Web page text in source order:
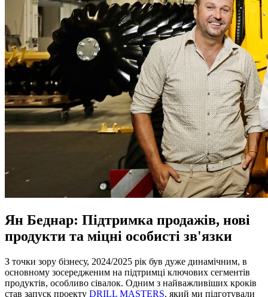
Ян Беднар: Підтримка продажів, нові
продукти та міцні особисті зв'язки
З точки зору бізнесу, 2024/2025 рік був дуже динамічним, в
основному зосередженим на підтримці ключових сегментів
продуктів, особливо сівалок. Одним з найважливіших кроків
став запуск проекту DRILL MASTERS, який ми підготували